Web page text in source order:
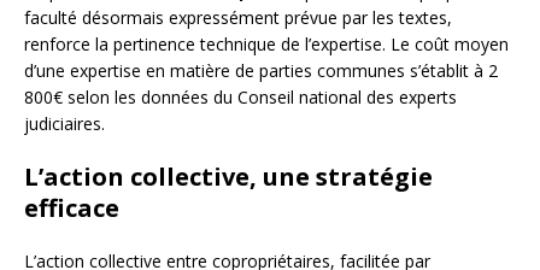
faculté désormais expressément prévue par les textes,
renforce la pertinence technique de l’expertise. Le coût moyen
d’une expertise en matière de parties communes s’établit à 2
800€ selon les données du Conseil national des experts
judiciaires.
L’action collective, une stratégie
efficace
L’action collective entre copropriétaires, facilitée par